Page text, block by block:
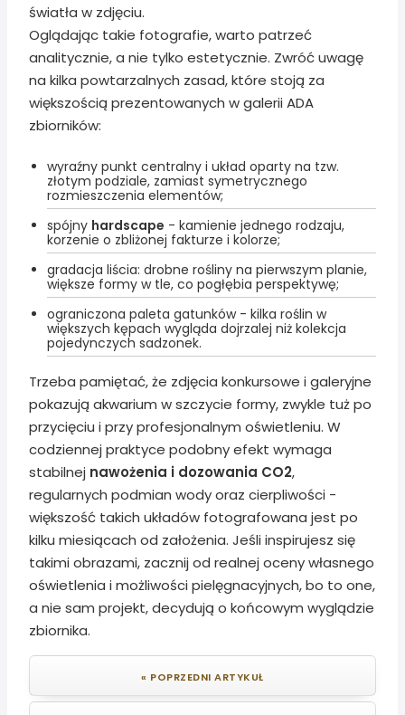
światła w zdjęciu.
Oglądając takie fotografie, warto patrzeć
analitycznie, a nie tylko estetycznie. Zwróć uwagę
na kilka powtarzalnych zasad, które stoją za
większością prezentowanych w galerii ADA
zbiorników:
wyraźny punkt centralny i układ oparty na tzw.
złotym podziale, zamiast symetrycznego
rozmieszczenia elementów;
spójny hardscape - kamienie jednego rodzaju,
korzenie o zbliżonej fakturze i kolorze;
gradacja liścia: drobne rośliny na pierwszym planie,
większe formy w tle, co pogłębia perspektywę;
ograniczona paleta gatunków - kilka roślin w
większych kępach wygląda dojrzalej niż kolekcja
pojedynczych sadzonek.
Trzeba pamiętać, że zdjęcia konkursowe i galeryjne
pokazują akwarium w szczycie formy, zwykle tuż po
przycięciu i przy profesjonalnym oświetleniu. W
codziennej praktyce podobny efekt wymaga
stabilnej nawożenia i dozowania CO2,
regularnych podmian wody oraz cierpliwości -
większość takich układów fotografowana jest po
kilku miesiącach od założenia. Jeśli inspirujesz się
takimi obrazami, zacznij od realnej oceny własnego
oświetlenia i możliwości pielęgnacyjnych, bo to one,
a nie sam projekt, decydują o końcowym wyglądzie
zbiornika.
« POPRZEDNI ARTYKUŁ